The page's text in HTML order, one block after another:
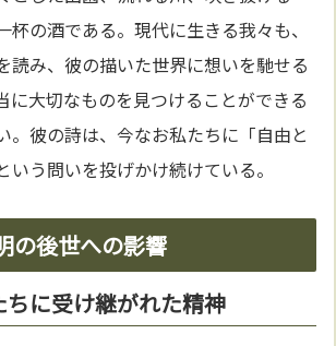
杯の酒である。現代に生きる我々も、
読み、彼の描いた世界に想いを馳せる
に大切なものを見つけることができる
。彼の詩は、今なお私たちに「自由と
いう問いを投げかけ続けている。
の後世への影響
ちに受け継がれた精神